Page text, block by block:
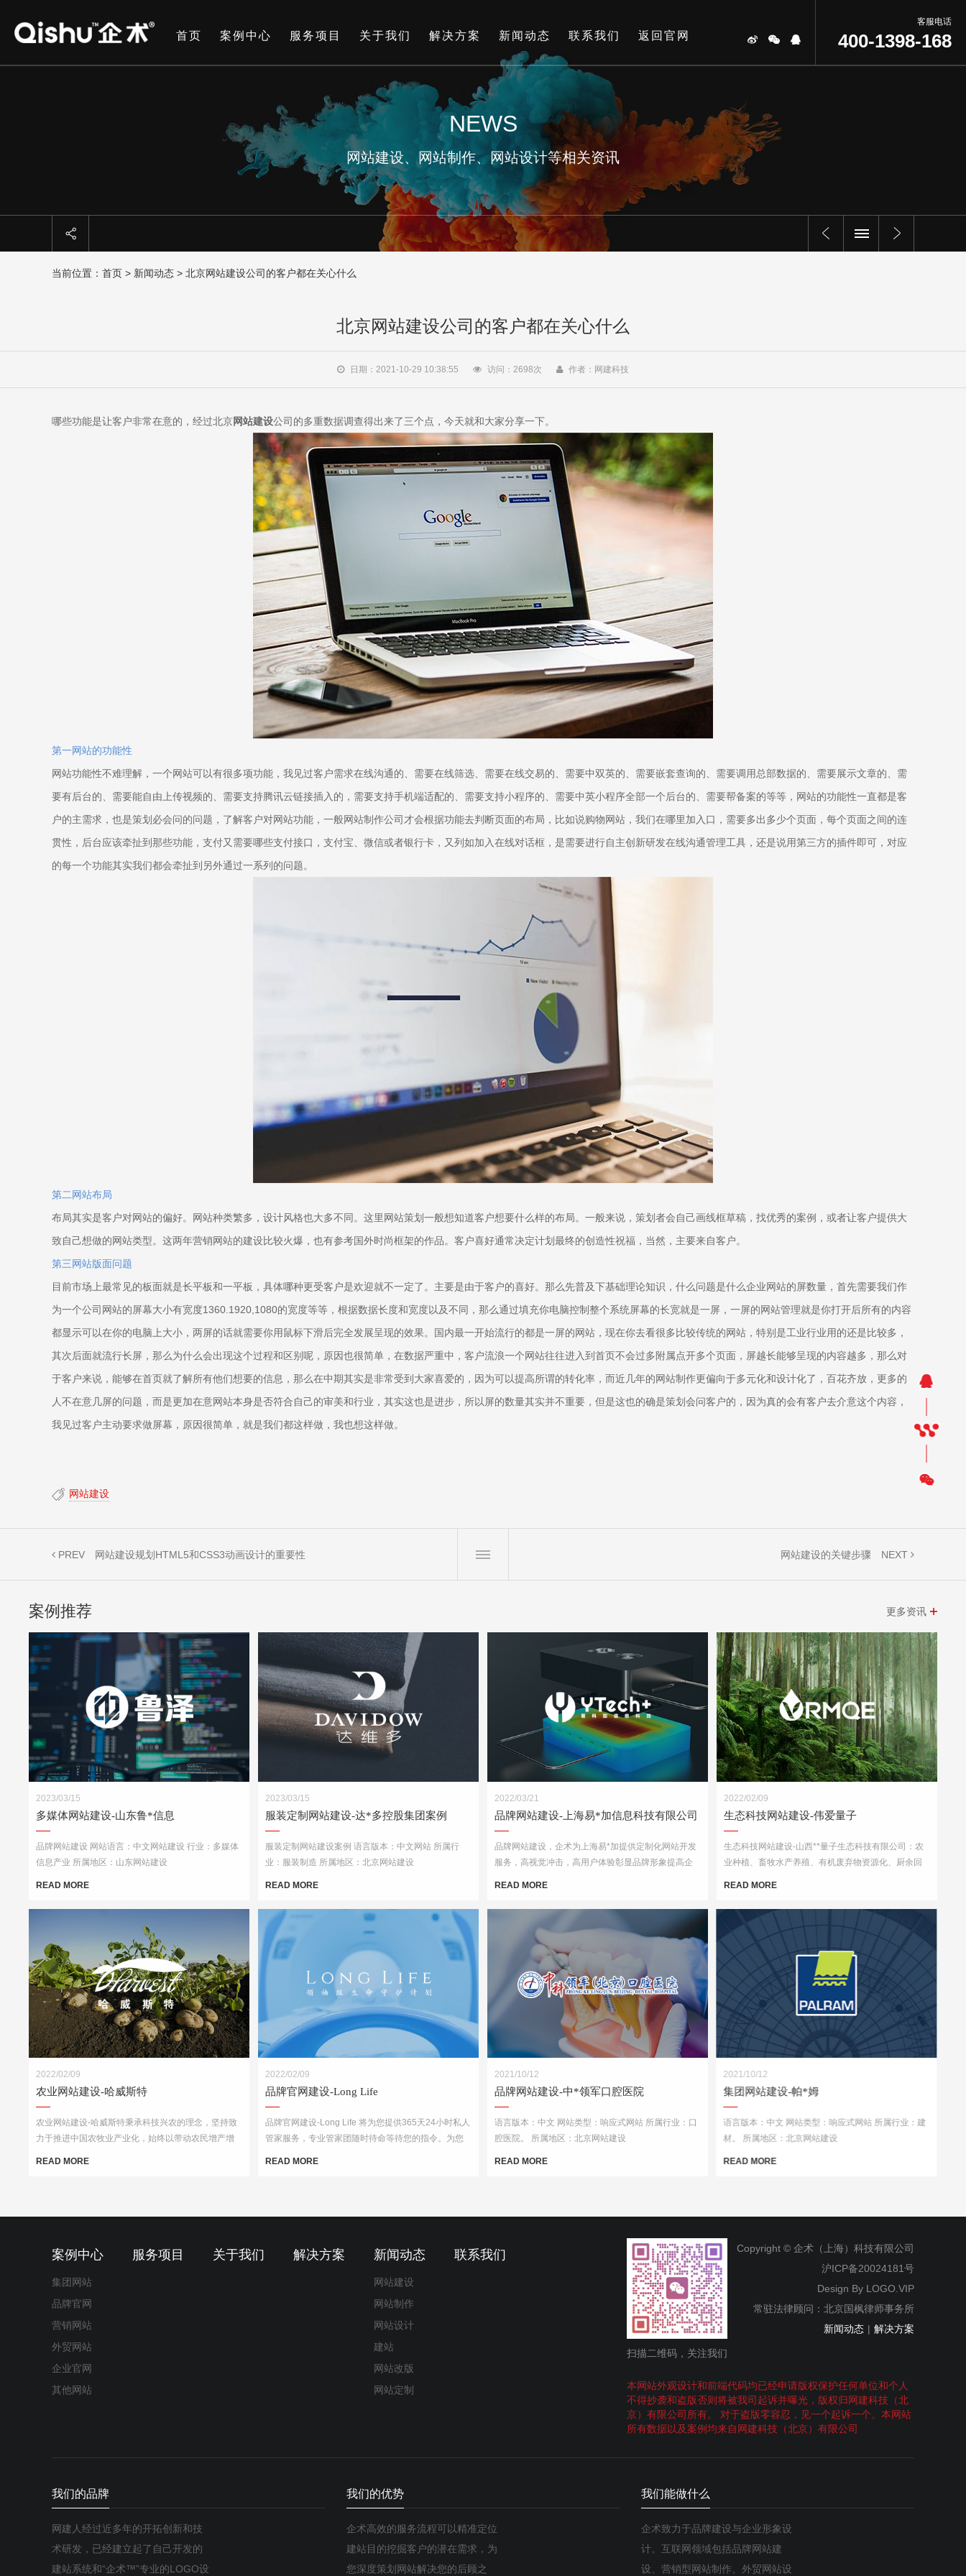
客服电话
400-1398-168
首页 案例中心 服务项目 关于我们 解决方案 新闻动态 联系我们 返回官网
NEWS
网站建设、网站制作、网站设计等相关资讯
当前位置： 首页 > 新闻动态 > 北京网站建设公司的客户都在关心什么
北京网站建设公司的客户都在关心什么
日期：2021-10-29 10:38:55 访问： 2698次 作者：网建科技
哪些功能是让客户非常在意的，经过北京网站建设公司的多重数据调查得出来了三个点，今天就和大家分享一下。
第一网站的功能性
网站功能性不难理解，一个网站可以有很多项功能，我见过客户需求在线沟通的、需要在线筛选、需要在线交易的、需要中双英的、需要嵌套查询的、需要调用总部数据的、需要展示文章的、需
要有后台的、需要能自由上传视频的、需要支持腾讯云链接插入的，需要支持手机端适配的、需要支持小程序的、需要中英小程序全部一个后台的、需要帮备案的等等，网站的功能性一直都是客
户的主需求，也是策划必会问的问题，了解客户对网站功能，一般网站制作公司才会根据功能去判断页面的布局，比如说购物网站，我们在哪里加入口，需要多出多少个页面，每个页面之间的连
贯性，后台应该牵扯到那些功能，支付又需要哪些支付接口，支付宝、微信或者银行卡，又列如加入在线对话框，是需要进行自主创新研发在线沟通管理工具，还是说用第三方的插件即可，对应
的每一个功能其实我们都会牵扯到另外通过一系列的问题。
第二网站布局
布局其实是客户对网站的偏好。网站种类繁多，设计风格也大多不同。这里网站策划一般想知道客户想要什么样的布局。一般来说，策划者会自己画线框草稿，找优秀的案例，或者让客户提供大
致自己想做的网站类型。这两年营销网站的建设比较火爆，也有参考国外时尚框架的作品。客户喜好通常决定计划最终的创造性祝福，当然，主要来自客户。
第三网站版面问题
目前市场上最常见的板面就是长平板和一平板，具体哪种更受客户是欢迎就不一定了。主要是由于客户的喜好。那么先普及下基础理论知识，什么问题是什么企业网站的屏数量，首先需要我们作
为一个公司网站的屏幕大小有宽度1360.1920,1080的宽度等等，根据数据长度和宽度以及不同，那么通过填充你电脑控制整个系统屏幕的长宽就是一屏，一屏的网站管理就是你打开后所有的内容
都显示可以在你的电脑上大小，两屏的话就需要你用鼠标下滑后完全发展呈现的效果。国内最一开始流行的都是一屏的网站，现在你去看很多比较传统的网站，特别是工业行业用的还是比较多，
其次后面就流行长屏，那么为什么会出现这个过程和区别呢，原因也很简单，在数据严重中，客户流浪一个网站往往进入到首页不会过多附属点开多个页面，屏越长能够呈现的内容越多，那么对
于客户来说，能够在首页就了解所有他们想要的信息，那么在中期其实是非常受到大家喜爱的，因为可以提高所谓的转化率，而近几年的网站制作更偏向于多元化和设计化了，百花齐放，更多的
人不在意几屏的问题，而是更加在意网站本身是否符合自己的审美和行业，其实这也是进步，所以屏的数量其实并不重要，但是这也的确是策划会问客户的，因为真的会有客户去介意这个内容，
我见过客户主动要求做屏幕，原因很简单，就是我们都这样做，我也想这样做。
网站建设
PREV 网站建设规划HTML5和CSS3动画设计的重要性 NEXT
网站建设的关键步骤
案例推荐 更多资讯
2023/03/15
多媒体网站建设-山东鲁*信息
品牌网站建设 网站语言：中文网站建设 行业：多媒体
信息产业 所属地区：山东网站建设
READ MORE
2023/03/15
服装定制网站建设-达*多控股集团案例
服装定制网站建设案例 语言版本：中文网站 所属行
业：服装制造 所属地区：北京网站建设
READ MORE
2022/03/21
品牌网站建设-上海易*加信息科技有限公司
品牌网站建设，企术为上海易*加提供定制化网站开发
服务，高视觉冲击，高用户体验彰显品牌形象提高企
READ MORE
2022/02/09
生态科技网站建设-伟爱量子
生态科技网站建设-山西**量子生态科技有限公司：农
业种植、畜牧水产养殖、有机废弃物资源化、厨余回
READ MORE
2022/02/09
农业网站建设-哈威斯特
农业网站建设-哈威斯特秉承科技兴农的理念，坚持致
力于推进中国农牧业产业化，始终以带动农民增产增
READ MORE
2022/02/09
品牌官网建设-Long Life
品牌官网建设-Long Life 将为您提供365天24小时私人
管家服务，专业管家团随时待命等待您的指令。为您
READ MORE
2021/10/12
品牌网站建设-中*领军口腔医院
语言版本：中文 网站类型：响应式网站 所属行业：口
腔医院。 所属地区：北京网站建设
READ MORE
2021/10/12
集团网站建设-帕*姆
语言版本：中文 网站类型：响应式网站 所属行业：建
材。 所属地区：北京网站建设
READ MORE
案例中心
集团网站
品牌官网
营销网站
外贸网站
企业官网
其他网站
服务项目 关于我们 解决方案 新闻动态
网站建设
网站制作
网站设计
建站
网站改版
网站定制
联系我们
扫描二维码，关注我们
Copyright © 企术（上海）科技有限公司
沪ICP备20024181号
Design By LOGO.VIP
常驻法律顾问：北京国枫律师事务所
新闻动态 | 解决方案
本网站外观设计和前端代码均已经申请版权保护任何单位和个人
不得抄袭和盗版否则将被我司起诉并曝光，版权归网建科技（北
京）有限公司所有。 对于盗版零容忍，见一个起诉一个。本网站
所有数据以及案例均来自网建科技（北京）有限公司
我们的品牌
网建人经过近多年的开拓创新和技
术研发，已经建立起了自己开发的
建站系统和“企术™”专业的LOGO设
我们的优势
企术高效的服务流程可以精准定位
建站目的挖掘客户的潜在需求，为
您深度策划网站解决您的后顾之
我们能做什么
企术致力于品牌建设与企业形象设
计。互联网领域包括品牌网站建
设、营销型网站制作、外贸网站设